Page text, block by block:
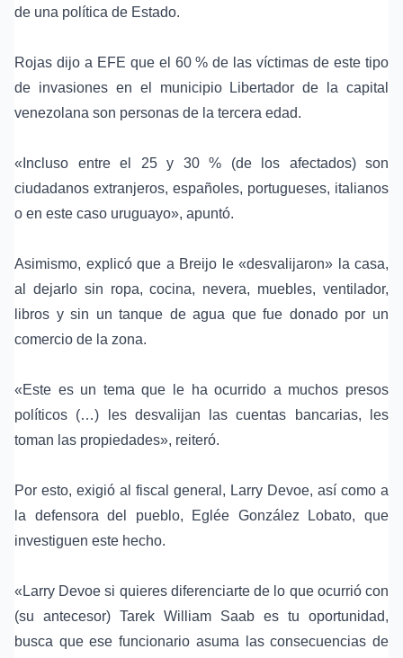
de una política de Estado.
Rojas dijo a EFE que el 60 % de las víctimas de este tipo
de invasiones en el municipio Libertador de la capital
venezolana son personas de la tercera edad.
«Incluso entre el 25 y 30 % (de los afectados) son
ciudadanos extranjeros, españoles, portugueses, italianos
o en este caso uruguayo», apuntó.
Asimismo, explicó que a Breijo le «desvalijaron» la casa,
al dejarlo sin ropa, cocina, nevera, muebles, ventilador,
libros y sin un tanque de agua que fue donado por un
comercio de la zona.
«Este es un tema que le ha ocurrido a muchos presos
políticos (…) les desvalijan las cuentas bancarias, les
toman las propiedades», reiteró.
Por esto, exigió al fiscal general, Larry Devoe, así como a
la defensora del pueblo, Eglée González Lobato, que
investiguen este hecho.
«Larry Devoe si quieres diferenciarte de lo que ocurrió con
(su antecesor) Tarek William Saab es tu oportunidad,
busca que ese funcionario asuma las consecuencias de